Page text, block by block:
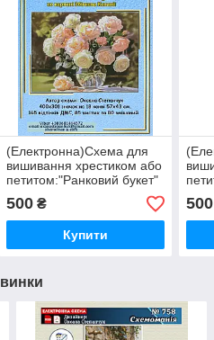
(Електронна)Схема для
вишивання хрестиком або
петитом:"Ранковий букет"
500₴
Купити
500